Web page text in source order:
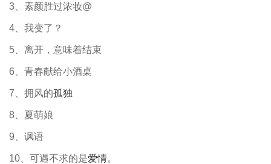
3、素颜胜过浓妆@
4、我变了？
5、离开，意味着结束
6、青春献给小酒桌
7、拥风的孤独
8、夏萌娘
9、讽语
10、可遇不求的是爱情。